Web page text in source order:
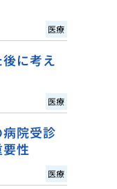
医療
に考え
医療
院受診
性
医療